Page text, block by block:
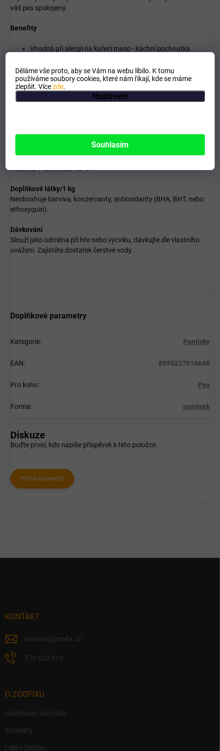
Děláme vše proto, aby se Vám na webu líbilo. K tomu
používáme soubory cookies, které nám říkají, kde se máme
zlepšit. Vícezde.
Nastavení
Souhlasím
váš pes spokojený.
Benefity
Vhodná při alergii na kuřecí maso - kachní pochoutka
Křupavá svačinka
vláknina 1 %, vlhkost 18 %.
Doplňkové látky/1 kg
Neobsahuje barviva, konzervanty, antioxidanty (BHA, BHT, nebo
ethoxyquin).
Dávkování
Slouží jako odměna při hře nebo výcviku, dávkujte dle vlastního
uvážení. Zajistěte dostatek čerstvé vody.
Doplňkové parametry
Kategorie: Pamlsky
EAN: 8595237016648
Pro koho: Pes
Forma: pamlsek
Diskuze
Buďte první, kdo napíše příspěvek k této položce.
Přidat komentář
KONTAKT
obchod @zoofix.cz
770 620 510
O ZOOFIXU
Hodnocení obchodu
Kontakty
Lidé v Zoofixu